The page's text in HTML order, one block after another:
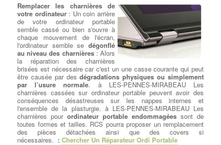
Remplacer les charnières de
votre ordinateur: Un coin arrière
de votre ordinateur portable
semble cassé ou bien s'ouvre à
chaque mouvement de l'écran,
l'ordinateur semble se dégonflé
au niveau des charnières: Alors
la réparation des charnières
brisées est nécessaire car c'est un une casse courante qui peut
être causée par desdégradations physiques ou simplement
par l’usure normale. à LES-PENNES-MIRABEAU Les
charnières cassées sur ordinateur portable peuvent avoir des
conséquences désastreuses sur les nappes internes et
l'ensemble de la plasturgie. à LES-PENNES-MIRABEAU Les
charnières pour ordinateur portable endommagées sont de
toutes formes et tailles. RCS pourra proposer un remplacement
des pièces détachées ainsi que des covers si
nécessaires. : Chercher Un Réparateur Ordi Portable